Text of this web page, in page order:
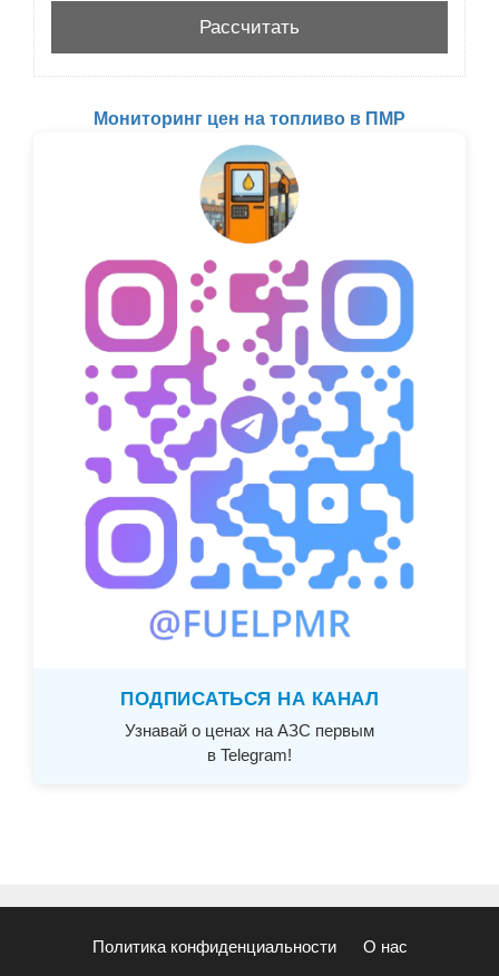
Мониторинг цен на топливо в ПМР
ПОДПИСАТЬСЯ НА КАНАЛ
Узнавай о ценах на АЗС первым
в Telegram!
Политика конфиденциальности О нас